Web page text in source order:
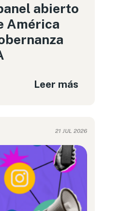
abierto
América
Leer más
21 JUL 2026